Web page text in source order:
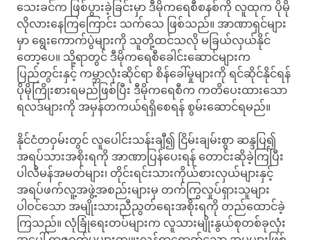
သေးခင်က ဖြစ်ပွားခဲ့ခြင်းမှာ ဒီမိုကရေစီစနစ်ကို လူထုက ပိုမို
လိုလားနေကြကြောင်း သက်သေ ဖြစ်သည်။ အာဏာရှင်များ
မှာ ရွေးကောက်ပွဲများကို သူတို့ထင်သလို မခြယ်လှယ်နိုင်
တော့ပေ။ သို့ရာတွင် ဒီမိုကရေစီခေါင်းဆောင်များက
ပြည်တွင်းနှင့် ကမ္ဘာလုံးဆိုင်ရာ စိန်ခေါ်မှုများကို ရင်ဆိုင်နိုင်ရန်
ပိုမိုကြိုးစားရမည်ဖြစ်ပြီး ဒီမိုကရေစီက ကတိပေးထားသော
ရလဒ်များကို အမှန်တကယ်ရရှိစေရန် စွမ်းဆောင်ရမည်။
နိုင်ငံတဝှမ်းတွင် လူပေါင်းသန်းချီ၍ ငြိမ်းချမ်းစွာ ဆန္ဒပြ၍
အရပ်သားအစိုးရကို အာဏာပြန်ပေးရန် တောင်းဆိုခဲ့ကြပြီး
ပါလီမန်အမတ်များ၊ တိုင်းရင်းသားကိုယ်စားလှယ်များနှင့်
အရပ်ဖက်လူ့အဖွဲ့အစည်းများမှ တက်ကြွလှုပ်ရှားသူများ
ပါဝင်သော အမျိုးသားညီညွတ်ရေးအစိုးရကို တည်ထောင်ခဲ့
ကြသည်။ လုံခြုံရေးတပ်များက လူသားမျိုးနွယ်စုတစ်ခုလုံး